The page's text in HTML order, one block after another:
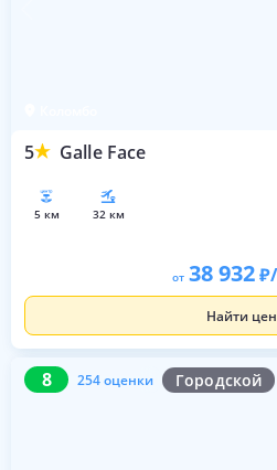
5 Galle Face
5 км 32 км
от 38 932
Найти
8 254 оценки Городской
8 254 оценки